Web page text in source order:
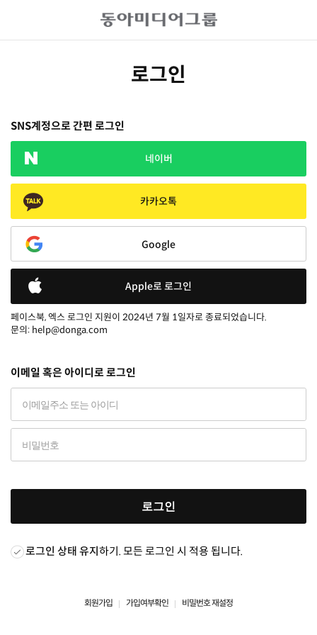
로그인
SNS계정으로 간편 로그인
네이버
카카오톡
Google
Apple로 로그인
페이스북, 엑스 로그인 지원이 2024년 7월 1일자로 종료되었습니다.
문의: help@donga.com
이메일 혹은 아이디로 로그인
로그인
로그인 상태 유지하기. 모든 로그인 시 적용 됩니다.
회원가입 가입여부확인 비밀번호 재설정